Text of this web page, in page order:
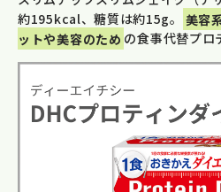
約195kcal、糖質は約15g。
美容
ットや美容のため の食事代替プロ